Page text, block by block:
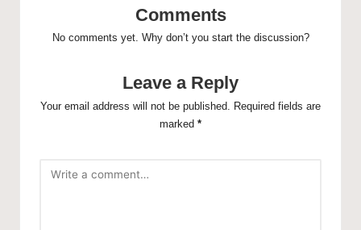
Comments
No comments yet. Why don’t you start the discussion?
Leave a Reply
Your email address will not be published. Required fields are
marked *